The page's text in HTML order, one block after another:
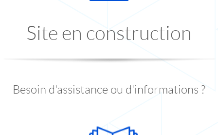
Site en construction
Besoin d'assistance ou d'informations ?